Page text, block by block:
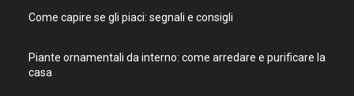
Come capire se gli piaci: segnali e consigli
Piante ornamentali da interno: come arredare e purificare la
casa